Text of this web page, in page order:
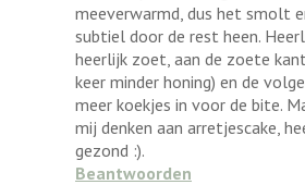
meeverwarmd, dus het smolt
subtiel door de rest heen.
heerlijk zoet, aan de zoete
keer minder honing) en de
meer koekjes in voor de bite.
mij denken aan arretjescake,
gezond :).
Beantwoorden